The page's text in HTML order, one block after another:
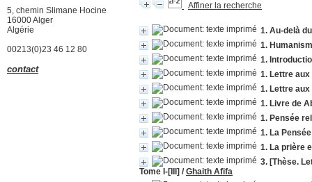
Affiner la recherche
1. Au-delà
1.
1.
1. Lettre
1. Lettre
1. Livre de
1. Pensée
1. La
1. La prière
3. [Thèse.
Tome I-[III] /Ghaith Afifa
5, chemin Slimane Hocine
16000 Alger
Algérie
00213(0)23 46 12 80
contact